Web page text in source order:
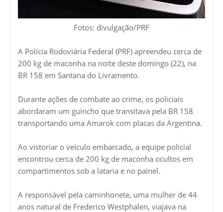
Fotos: divulgação/PRF
A Polícia Rodoviária Federal (PRF) apreendeu cerca de
200 kg de maconha na noite deste domingo (22), na
BR 158 em Santana do Livramento.
Durante ações de combate ao crime, os policiais
abordaram um guincho que transitava pela BR 158
transportando uma Amarok com placas da Argentina.
Ao vistoriar o veículo embarcado, a equipe policial
encontrou cerca de 200 kg de maconha ocultos em
compartimentos sob a lataria e no painel.
A responsável pela caminhonete, uma mulher de 44
anos natural de Frederico Westphalen, viajava na